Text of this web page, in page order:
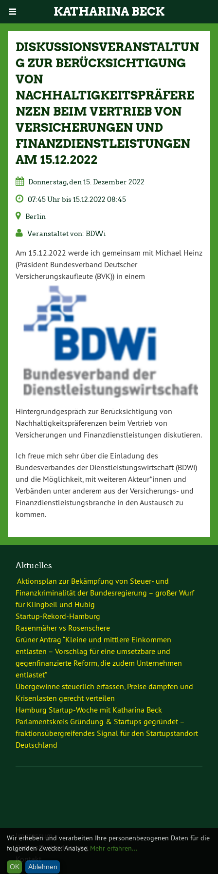
KATHARINA BECK
DISKUSSIONSVERANSTALTUN
G ZUR BERÜCKSICHTIGUNG
VON
NACHHALTIGKEITSPRÄFERE
NZEN BEIM VERTRIEB VON
VERSICHERUNGEN UND
FINANZDIENSTLEISTUNGEN
AM 15.12.2022
Donnerstag, den 15. Dezember 2022
07:45 Uhr bis 15.12.2022 08:45
Berlin
Veranstaltet von: BDWi
Am 15.12.2022 werde ich gemeinsam mit Michael Heinz
(Präsident Bundesverband Deutscher
Versicherungskaufleute (BVK)) in einem
Hintergrundgespräch zur Berücksichtigung von
Nachhaltigkeitspräferenzen beim Vertrieb von
Versicherungen und Finanzdienstleistungen diskutieren.
Ich freue mich sehr über die Einladung des
Bundesverbandes der Dienstleistungswirtschaft (BDWi)
und die Möglichkeit, mit weiteren Akteur*innen und
Verbänden unter anderem aus der Versicherungs- und
Finanzdienstleistungsbranche in den Austausch zu
kommen.
Aktuelles
Aktionsplan zur Bekämpfung von Steuer- und
Finanzkriminalität der Bundesregierung – großer Wurf
für Klingbeil und Hubig
Startup-Rekord-Hamburg
Rasenmäher vs Rosenschere
Grüner Antrag “Kleine und mittlere Einkommen
entlasten – Vorschlag für eine umsetzbare und
gegenfinanzierte Reform, die zudem Unternehmen
entlastet”
Übergewinne steuerlich erfassen, Preise dämpfen und
Krisenlasten gerecht verteilen
Hamburg Startup-Woche mit Katharina Beck
Parlamentskreis Gründung & Startups gegründet –
fraktionsübergreifendes Signal für den Startupstandort
Deutschland
Impressum
Datenschutzerklärung
Kontakt
Wir erheben und verarbeiten Ihre personenbezogenen Daten für die
folgenden Zwecke:Analyse. Mehr erfahren...
OK Ablehnen